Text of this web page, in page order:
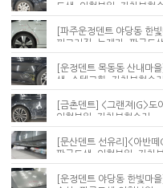
도색, 외형복원, 자차보험
[파주운정덴트 야당동 한
찌그러짐, 녹제거, 판금도
[운정덴트 목동동 산내마
색, 스텝교환, 자차보험수리
[금촌덴트] <그랜져IG>도
외형복원, 자차보험수리
[문산덴트 선유리]<아반
판금도색, 외형복원, 자차
[운정덴트 야당동 한빛마